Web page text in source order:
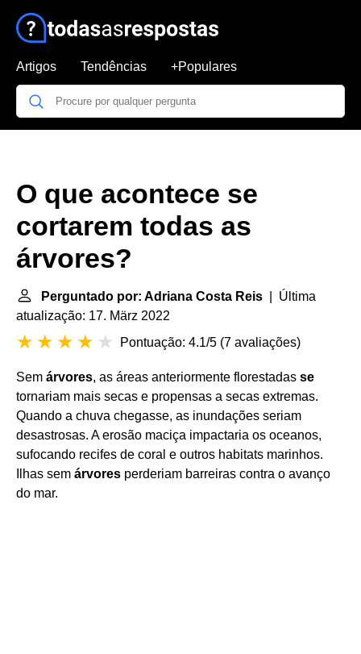
Artigos Tendências +Populares
O que acontece se
cortarem todas as
árvores?
Perguntado por: Adriana Costa Reis | Última
atualização: 17. März 2022
Pontuação: 4.1/5 (7 avaliações)
Sem árvores, as áreas anteriormente florestadas se
tornariam mais secas e propensas a secas extremas.
Quando a chuva chegasse, as inundações seriam
desastrosas. A erosão maciça impactaria os oceanos,
sufocando recifes de coral e outros habitats marinhos.
Ilhas sem árvores perderiam barreiras contra o avanço
do mar.